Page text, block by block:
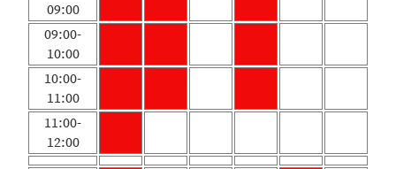
09:00
09:00-
10:00
10:00-
11:00
11:00-
12:00